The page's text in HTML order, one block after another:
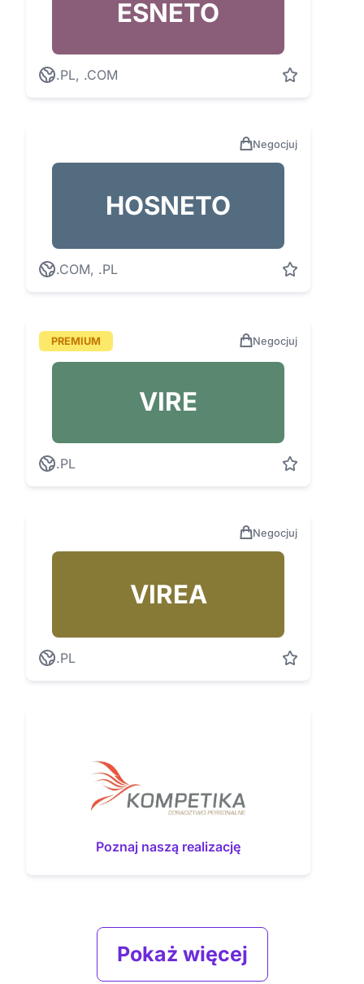
ESNETO
.PL, .COM
Negocjuj
HOSNETO
.COM, .PL
PREMIUM Negocjuj
VIRE
.PL
Negocjuj
VIREA
.PL
Poznaj naszą realizację
Pokaż więcej